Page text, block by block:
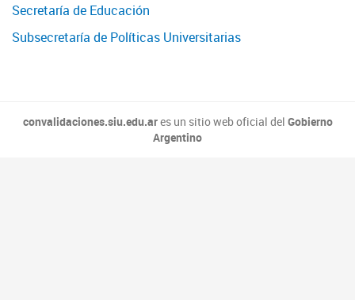
Secretaría de Educación
Subsecretaría de Políticas Universitarias
convalidaciones.siu.edu.ares un sitio web oficial del Gobierno
Argentino